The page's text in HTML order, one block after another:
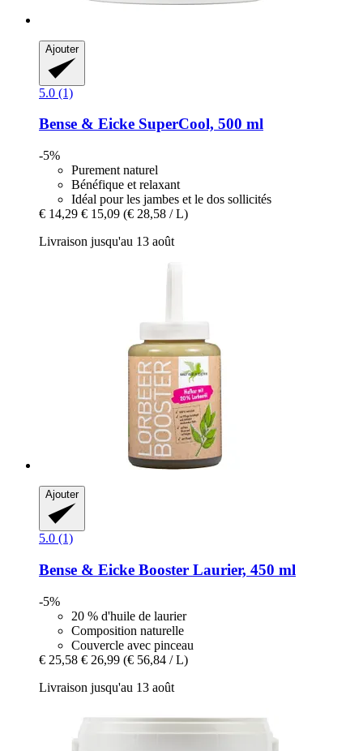
Ajouter
5.0 (1)
Bense & Eicke SuperCool, 500 ml
-5%
Purement naturel
Bénéfique et relaxant
Idéal pour les jambes et le dos sollicités
€ 14,29 € 15,09 (€ 28,58 / L)
Livraison jusqu'au 13 août
Ajouter
5.0 (1)
Bense & Eicke Booster Laurier, 450 ml
-5%
20 % d'huile de laurier
Composition naturelle
Couvercle avec pinceau
€ 25,58 € 26,99 (€ 56,84 / L)
Livraison jusqu'au 13 août